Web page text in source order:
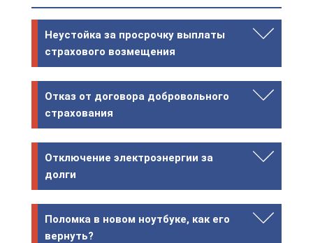
Неустойка за просрочку выплаты
страхового возмещения
Отказ от договора добровольного
страхования
Отключение электроэнергии за
долги
Поломка в новом ноутбуке, как его
вернуть?